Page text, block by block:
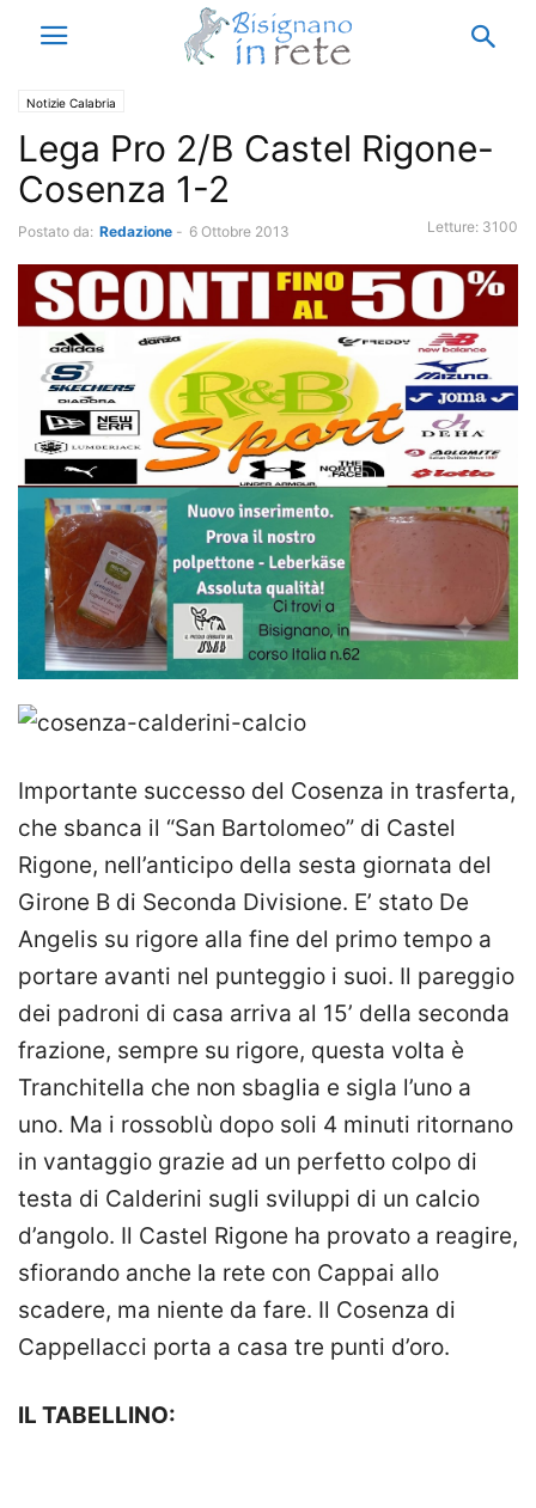
Notizie Calabria
Lega Pro 2/B Castel Rigone-
Cosenza 1-2
Postato da: Redazione - 6 Ottobre 2013 Letture: 3100
Importante successo del Cosenza in trasferta,
che sbanca il “San Bartolomeo” di Castel
Rigone, nell’anticipo della sesta giornata del
Girone B di Seconda Divisione. E’ stato De
Angelis su rigore alla fine del primo tempo a
portare avanti nel punteggio i suoi. Il pareggio
dei padroni di casa arriva al 15’ della seconda
frazione, sempre su rigore, questa volta è
Tranchitella che non sbaglia e sigla l’uno a
uno. Ma i rossoblù dopo soli 4 minuti ritornano
in vantaggio grazie ad un perfetto colpo di
testa di Calderini sugli sviluppi di un calcio
d’angolo. Il Castel Rigone ha provato a reagire,
sfiorando anche la rete con Cappai allo
scadere, ma niente da fare. Il Cosenza di
Cappellacci porta a casa tre punti d’oro.
IL TABELLINO: